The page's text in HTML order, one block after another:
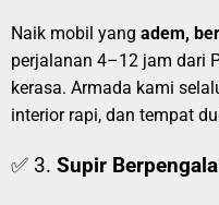
Naik mobil yang adem,
perjalanan 4–12 jam dari
kerasa. Armada kami
interior rapi, dan tempat
✅ 3. Supir